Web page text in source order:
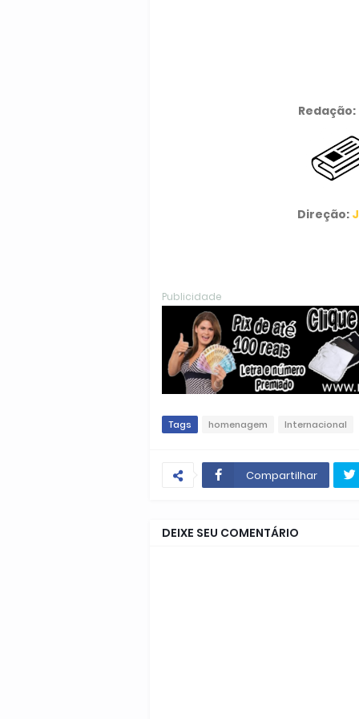
Redação:
Direção:
Publicidade
Tags homenagem Internacional
Compartilhar
DEIXE SEU COMENTÁRIO